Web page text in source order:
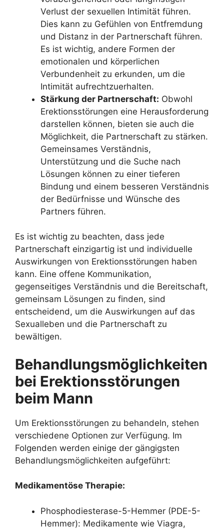
Verlust der sexuellen Intimität führen.
Dies kann zu Gefühlen von Entfremdung
und Distanz in der Partnerschaft führen.
Es ist wichtig, andere Formen der
emotionalen und körperlichen
Verbundenheit zu erkunden, um die
Intimität aufrechtzuerhalten.
Stärkung der Partnerschaft: Obwohl
Erektionsstörungen eine Herausforderung
darstellen können, bieten sie auch die
Möglichkeit, die Partnerschaft zu stärken.
Gemeinsames Verständnis,
Unterstützung und die Suche nach
Lösungen können zu einer tieferen
Bindung und einem besseren Verständnis
der Bedürfnisse und Wünsche des
Partners führen.
Es ist wichtig zu beachten, dass jede
Partnerschaft einzigartig ist und individuelle
Auswirkungen von Erektionsstörungen haben
kann. Eine offene Kommunikation,
gegenseitiges Verständnis und die Bereitschaft,
gemeinsam Lösungen zu finden, sind
entscheidend, um die Auswirkungen auf das
Sexualleben und die Partnerschaft zu
bewältigen.
Behandlungsmöglichkeiten
bei Erektionsstörungen
beim Mann
Um Erektionsstörungen zu behandeln, stehen
verschiedene Optionen zur Verfügung. Im
Folgenden werden einige der gängigsten
Behandlungsmöglichkeiten aufgeführt:
Medikamentöse Therapie:
Phosphodiesterase-5-Hemmer (PDE-5-
Hemmer): Medikamente wie Viagra,